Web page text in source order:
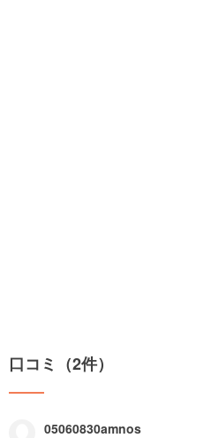
口コミ（2件）
05060830amnos